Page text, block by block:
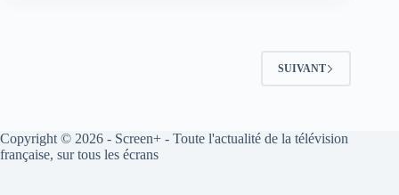
glaçantes
à
(re)découvrir
SUIVANT
Copyright © 2026 - Screen+ - Toute l'actualité de la télévision
française, sur tous les écrans